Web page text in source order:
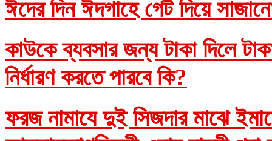
ঈদের দিন ঈদগাহে গেট দিয়ে
কাউকে ব্যবসার জন্য টাকা দিলে
নির্ধারণ করতে পারবে কি?
ফরজ নামাযে দুই সিজদার মাঝে